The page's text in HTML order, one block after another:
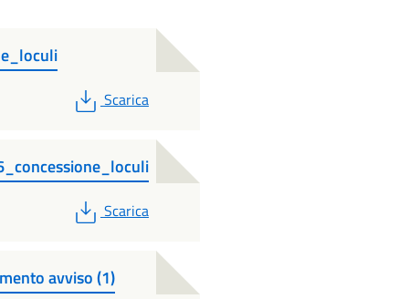
PDF
Scarica
PDF
Scarica
avviso (1)